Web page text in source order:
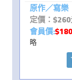
原作／寫樂
定價：
會員價:$180
略